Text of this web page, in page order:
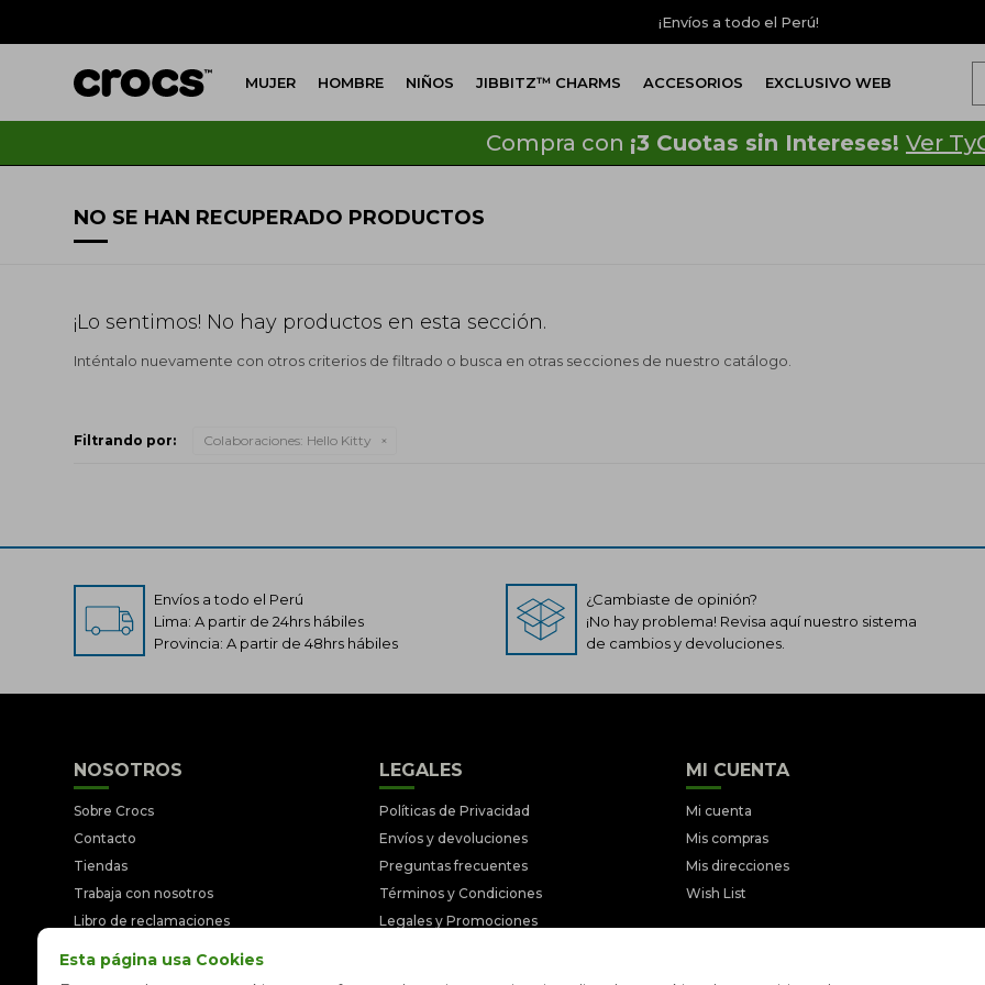
Esta página usa Cookies
¡Envíos a todo el Perú!
MUJER HOMBRE NIÑOS JIBBITZ™ CHARMS ACCESORIOS EXCLUSIVO WEB
Compra con ¡3 Cuotas sin Intereses! Ver
NO SE HAN RECUPERADO PRODUCTOS
¡Lo sentimos! No hay productos en esta sección.
Inténtalo nuevamente con otros criterios de filtrado o busca en otras secciones de nuestro catálogo.
Filtrando por: Colaboraciones: Hello Kitty
Envíos a todo el Perú
Lima: A partir de 24hrs hábiles
Provincia: A partir de 48hrs hábiles
¿Cambiaste de opinión?
¡No hay problema! Revisa aquí nuestro sistema
de cambios y devoluciones.
NOSOTROS
Sobre Crocs
Contacto
Tiendas
Trabaja con nosotros
Libro de reclamaciones
LEGALES
Políticas de Privacidad
Envíos y devoluciones
Preguntas frecuentes
Términos y Condiciones
Legales y Promociones
MI CUENTA
Mi cuenta
Mis compras
Mis direcciones
Wish List